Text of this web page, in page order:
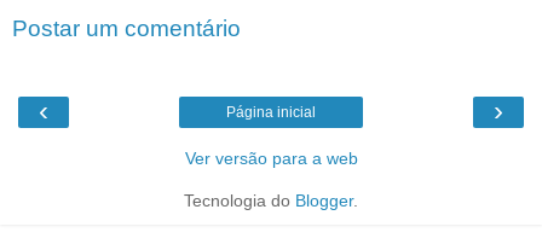
Postar um comentário
‹ ›
Página inicial
Ver versão para a web
Tecnologia do Blogger.